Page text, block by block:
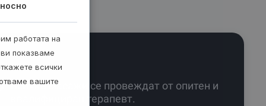
Всички масажи се провеждат от опитен и
квалифициран терапевт.
работата на
показваме
всички
вашите